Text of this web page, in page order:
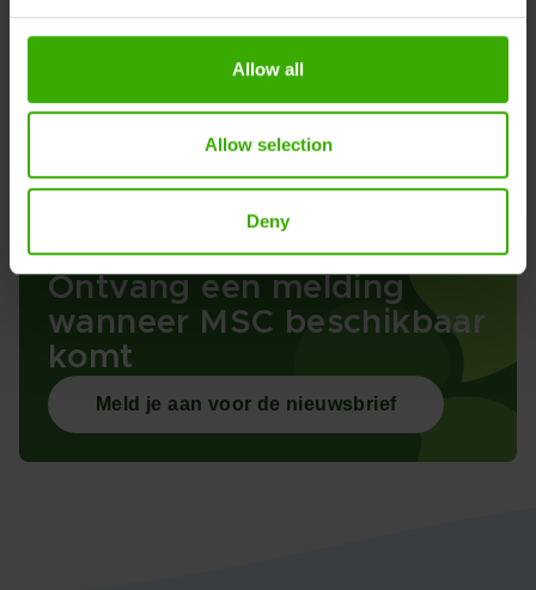
Allow all
Allow selection
Deny
partner voor landbouwprofessionals over de hele
wereld, die oplossingen levert die de productiviteit en
winstgevendheid verhogen.
Delen
Ontvang een melding
wanneer MSC beschikbaar
komt
Meld je aan voor de nieuwsbrief